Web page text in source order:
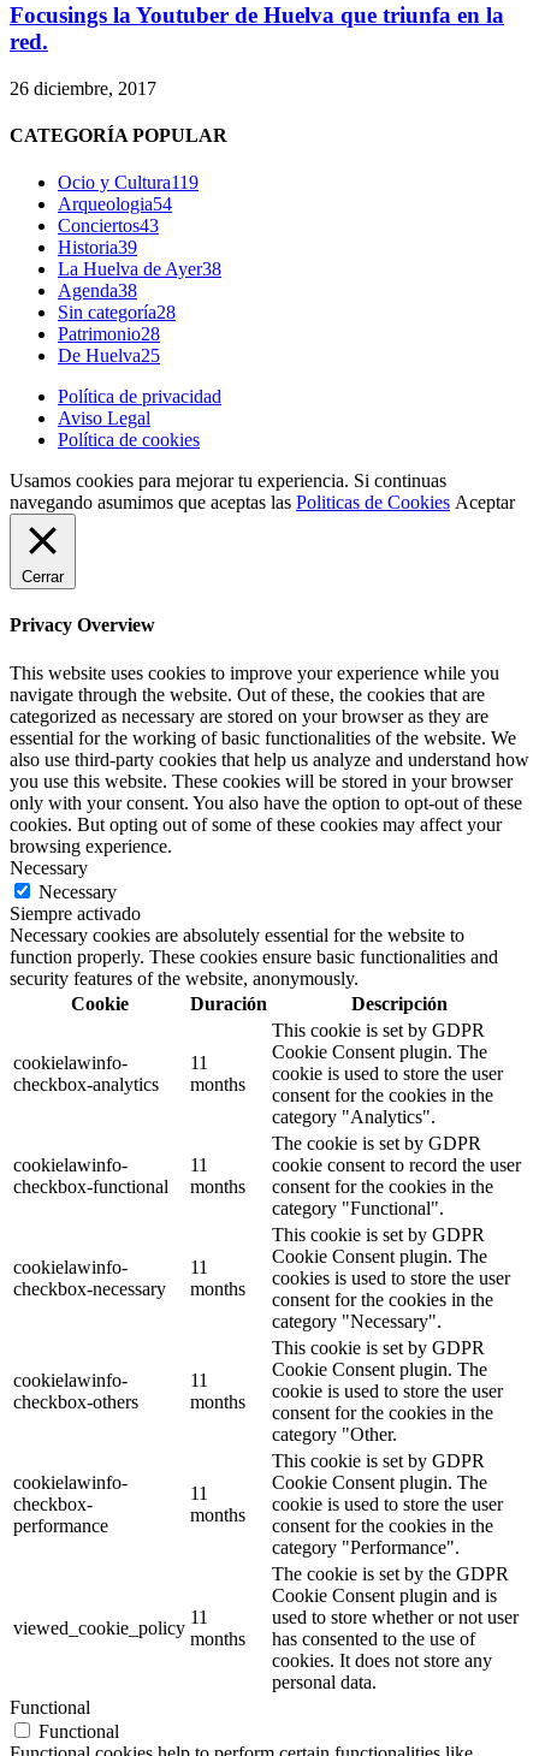
Focusings la Youtuber de Huelva que triunfa en la
red.
26 diciembre, 2017
CATEGORÍA POPULAR
Ocio y Cultura119
Arqueologia54
Conciertos43
Historia39
La Huelva de Ayer38
Agenda38
Sin categoría28
Patrimonio28
De Huelva25
Política de privacidad
Aviso Legal
Política de cookies
Usamos cookies para mejorar tu experiencia. Si continuas
navegando asumimos que aceptas las Politicas de Cookies Aceptar
Cerrar
Privacy Overview
This website uses cookies to improve your experience while you
navigate through the website. Out of these, the cookies that are
categorized as necessary are stored on your browser as they are
essential for the working of basic functionalities of the website. We
also use third-party cookies that help us analyze and understand how
you use this website. These cookies will be stored in your browser
only with your consent. You also have the option to opt-out of these
cookies. But opting out of some of these cookies may affect your
browsing experience.
Necessary
Necessary
Siempre activado
Necessary cookies are absolutely essential for the website to
function properly. These cookies ensure basic functionalities and
security features of the website, anonymously.
Cookie
Duración Descripción
cookielawinfo-
checkbox-analytics
11
months
This cookie is set by GDPR
Cookie Consent plugin. The
cookie is used to store the user
consent for the cookies in the
category "Analytics".
cookielawinfo-
checkbox-functional
11
months
The cookie is set by GDPR
cookie consent to record the user
consent for the cookies in the
category "Functional".
cookielawinfo-
checkbox-necessary
11
months
This cookie is set by GDPR
Cookie Consent plugin. The
cookies is used to store the user
consent for the cookies in the
category "Necessary".
cookielawinfo-
checkbox-others
11
months
This cookie is set by GDPR
Cookie Consent plugin. The
cookie is used to store the user
consent for the cookies in the
category "Other.
cookielawinfo-
checkbox-
performance
11
months
This cookie is set by GDPR
Cookie Consent plugin. The
cookie is used to store the user
consent for the cookies in the
category "Performance".
viewed_cookie_policy
11
months
The cookie is set by the GDPR
Cookie Consent plugin and is
used to store whether or not user
has consented to the use of
cookies. It does not store any
personal data.
Functional
Functional